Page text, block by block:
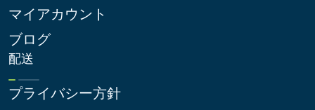
マイアカウント
ブログ
配送
プライバシー方針